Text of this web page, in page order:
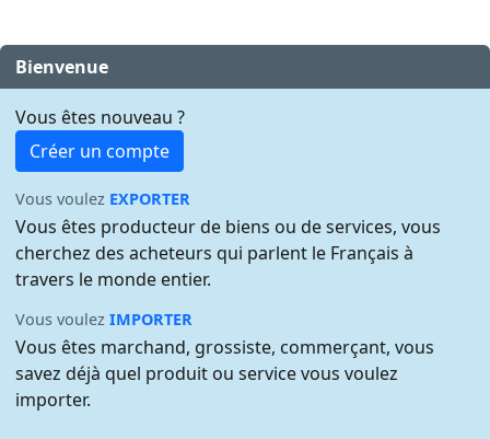
Bienvenue
Vous êtes nouveau ?
Créer un compte
Vous voulez EXPORTER
Vous êtes producteur de biens ou de services, vous
cherchez des acheteurs qui parlent le Français à
travers le monde entier.
Vous voulezIMPORTER
Vous êtes marchand, grossiste, commerçant, vous
savez déjà quel produit ou service vous voulez
importer.